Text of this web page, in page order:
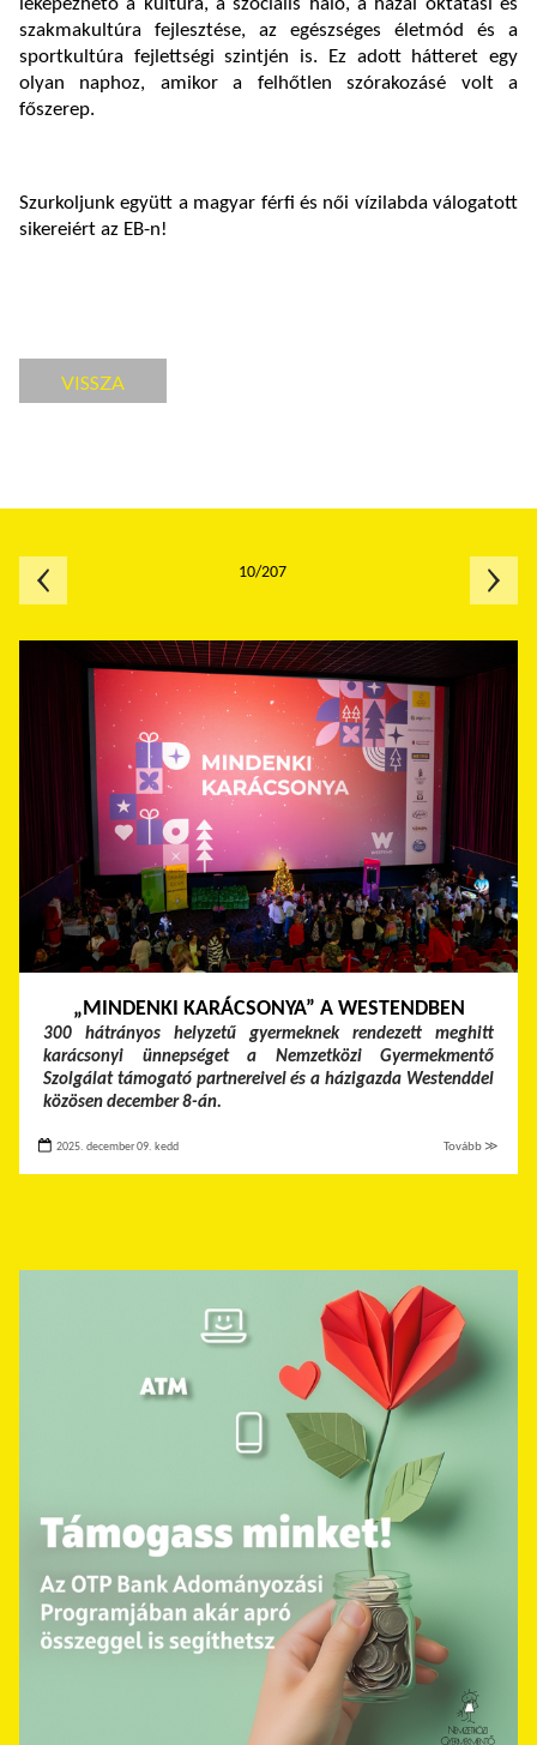
leképezhető a kultúra, a szociális háló, a hazai oktatási és
szakmakultúra fejlesztése, az egészséges életmód és a
sportkultúra fejlettségi szintjén is. Ez adott hátteret egy
olyan naphoz, amikor a felhőtlen szórakozásé volt a
főszerep.
Szurkoljunk együtt a magyar férfi és női vízilabda válogatott
sikereiért az EB-n!
VISSZA
„MINDENKI KARÁCSONYA” A WESTENDBEN
300 hátrányos helyzetű gyermeknek rendezett meghitt
karácsonyi ünnepséget a Nemzetközi Gyermekmentő
Szolgálat támogató partnereivel és a házigazda Westenddel
közösen december 8-án.
2025. december 09. kedd Tovább ≫
10/207